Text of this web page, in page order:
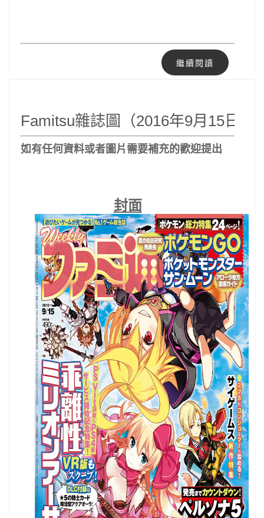
繼續閱讀
Famitsu雜誌圖（2016年9月15日號
如有任何資料或者圖片需要補充的歡迎提出
封面